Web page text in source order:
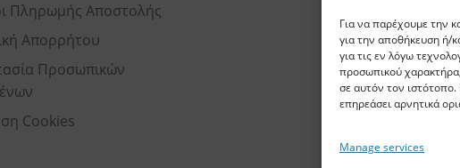
Για να παρέχουμε την
για την αποθήκευση ή/
για τις εν λόγω
προσωπικού
σε αυτόν τον
επηρεάσει αρνητικά
Manage services
Πληρωμής Αποστολής
Απορρήτου
Προσωπικών
Cookies